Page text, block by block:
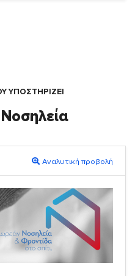
ΥΠΟΣΤΗΡΙΖΕΙ
Αναλυτική προβολή